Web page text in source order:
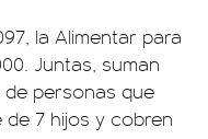
la Alimentar para
Juntas, suman
de personas que
7 hijos y cobren